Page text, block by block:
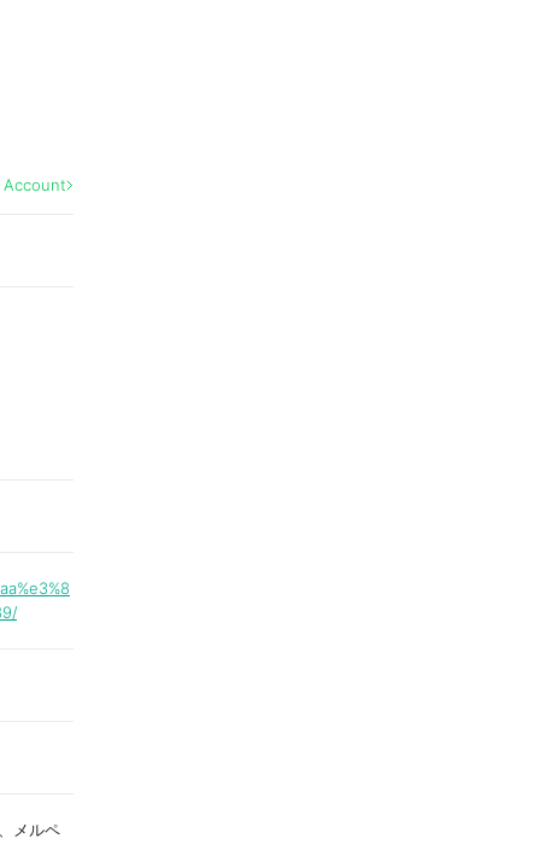
メルペ